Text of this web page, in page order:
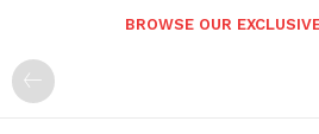
BROWSE OUR